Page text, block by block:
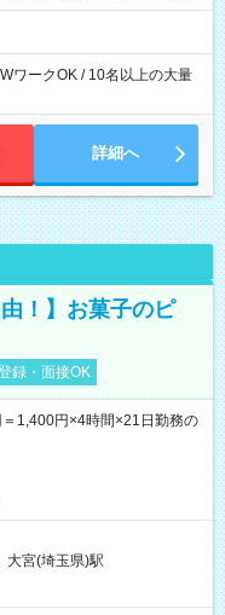
ワークOK / 10名以上の大量
詳細へ
！】お菓子のピ
録・面接OK
1,400円×4時間×21日勤務の
大宮(埼玉県)駅